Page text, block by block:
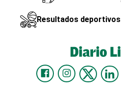
Resultados deportivos